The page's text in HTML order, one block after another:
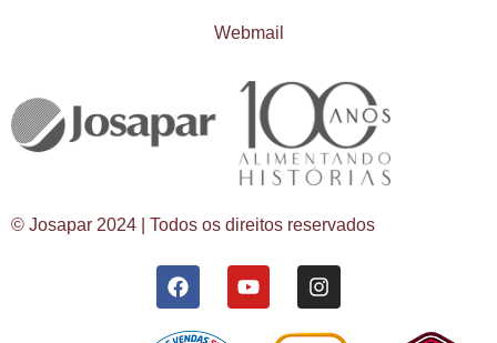
Webmail
© Josapar 2024 | Todos os direitos reservados